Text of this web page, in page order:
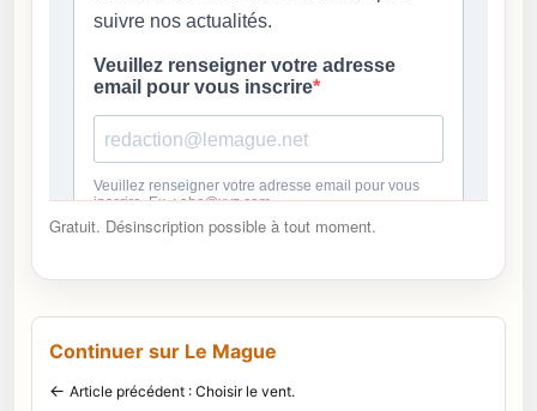
Gratuit. Désinscription possible à tout moment.
Continuer sur Le Mague
← Article précédent : Choisir le vent.